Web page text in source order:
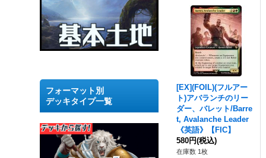
フォーマット別
デッキタイプ一覧
[EX](FOIL)(フルアー
ト)アバランチのリー
ダー、バレット/Barre
t, Avalanche Leader
《英語》【FIC】
580円(税込)
在庫数 1枚